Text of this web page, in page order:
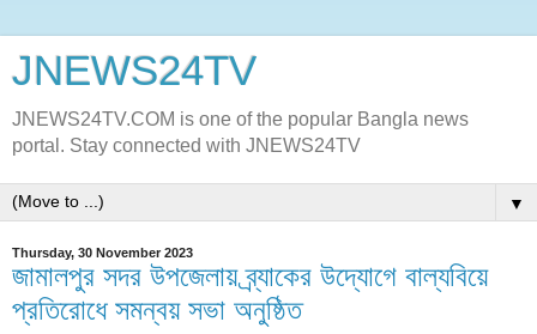
JNEWS24TV
JNEWS24TV.COM is one of the popular Bangla news
portal. Stay connected with JNEWS24TV
▼
Thursday, 30 November 2023
জামালপুর সদর উপজেলায় ব্র্যাকের উদ্যোগে বাল্যবিয়ে
প্রতিরোধে সমন্বয় সভা অনুষ্ঠিত